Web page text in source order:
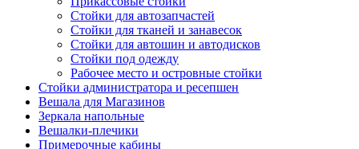
Стойки для автозапчастей
Стойки для тканей и занавесок
Стойки для автошин и автодисков
Стойки под одежду
Рабочее место и островные стойки
Стойки администратора и ресепшен
Вешала для Магазинов
Зеркала напольные
Вешалки-плечики
Примерочные кабины